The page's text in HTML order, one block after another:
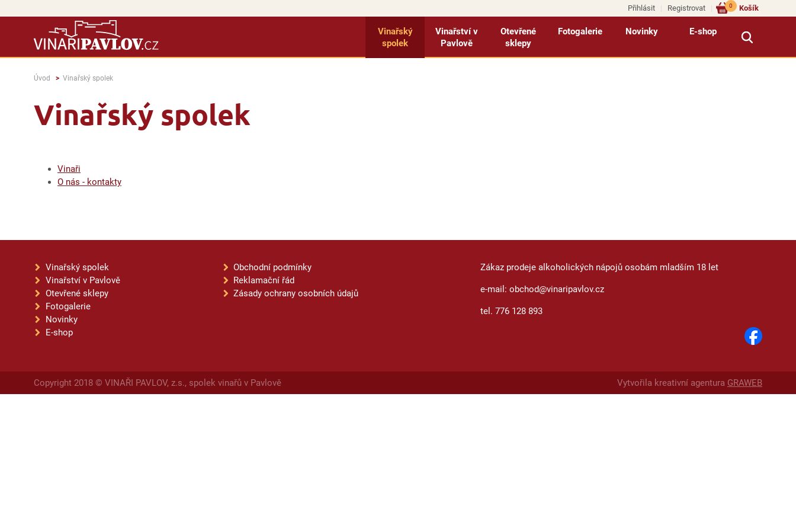
Přihlásit Registrovat Košík
0
Vinařský
spolek
Vinařství v
Pavlově
Otevřené
sklepy
Fotogalerie Novinky E-shop
Úvod Vinařský spolek
Vinařský spolek
Vinaři
O nás - kontakty
Vinařský spolek
Vinařství v Pavlově
Otevřené sklepy
Fotogalerie
Novinky
E-shop
Obchodní podmínky
Reklamační řád
Zásady ochrany osobních údajů
Zákaz prodeje alkoholických nápojů osobám mladším 18 let
e-mail: obchod@vinaripavlov.cz
tel. 776 128 893
Copyright 2018 © VINAŘI PAVLOV, z.s., spolek vinařů v Pavlově Vytvořila kreativní agentura GRAWEB